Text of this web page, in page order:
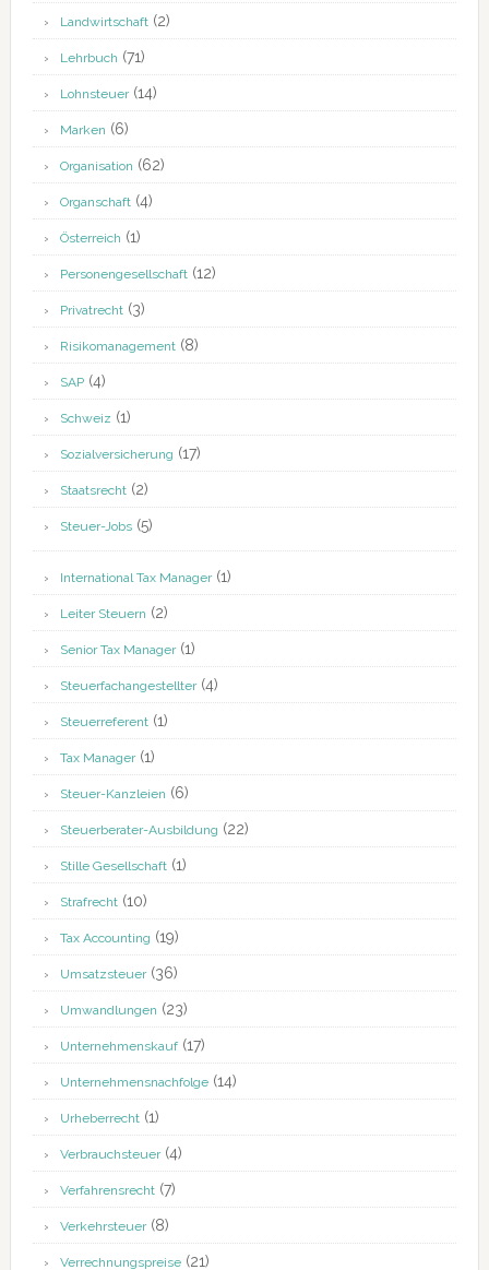
Landwirtschaft(2)
Lehrbuch (71)
Lohnsteuer(14)
Marken (6)
Organisation (62)
Organschaft(4)
Österreich (1)
Personengesellschaft(12)
Privatrecht(3)
Risikomanagement(8)
SAP(4)
Schweiz (1)
Sozialversicherung (17)
Staatsrecht(2)
Steuer-Jobs(5)
International Tax Manager(1)
Leiter Steuern (2)
Senior Tax Manager(1)
Steuerfachangestellter(4)
Steuerreferent(1)
Tax Manager(1)
Steuer-Kanzleien (6)
Steuerberater-Ausbildung (22)
Stille Gesellschaft(1)
Strafrecht(10)
Tax Accounting (19)
Umsatzsteuer(36)
Umwandlungen (23)
Unternehmenskauf(17)
Unternehmensnachfolge(14)
Urheberrecht(1)
Verbrauchsteuer(4)
Verfahrensrecht(7)
Verkehrsteuer(8)
Verrechnungspreise(21)